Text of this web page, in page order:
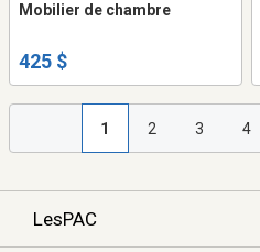
Mobilier de chambre
425 $
1 2 3 4
LesPAC